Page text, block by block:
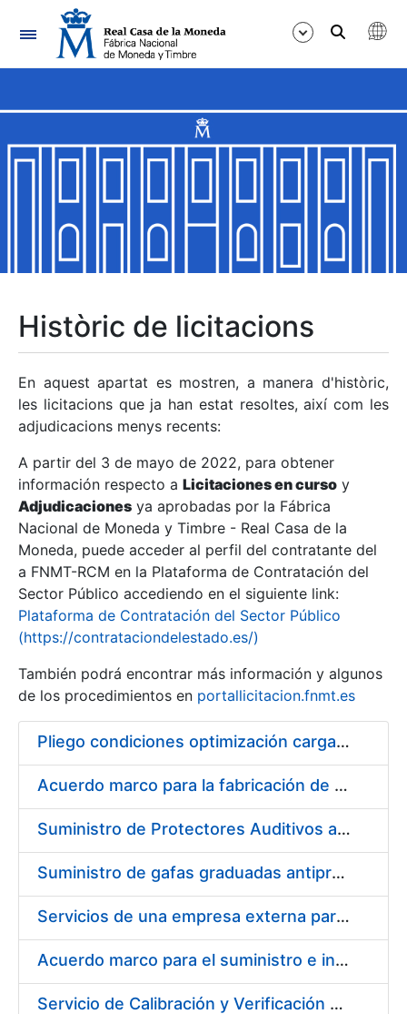
Navegació
Mostra/Amaga
Mostra/Amaga
Mostra/Amaga
Mostra/Amaga
Mostra/Amaga
Mostra/Amaga
Històric de licitacions
En aquest apartat es mostren, a manera d'històric,
les licitacions que ja han estat resoltes, així com les
adjudicacions menys recents:
A partir del 3 de mayo de 2022, para obtener
información respecto a Licitaciones en curso y
Adjudicaciones ya aprobadas por la Fábrica
Nacional de Moneda y Timbre - Real Casa de la
Moneda, puede acceder al perfil del contratante del
a FNMT-RCM en la Plataforma de Contratación del
Sector Público accediendo en el siguiente link:
Plataforma de Contratación del Sector Público
(https://contrataciondelestado.es/)
También podrá encontrar más información y algunos
de los procedimientos en portallicitacion.fnmt.es
Pliego condiciones optimización cargas compras firmado
Acuerdo marco para la fabricación de piezas
Suministro de Protectores Auditivos a medida para las personas trabajadoras de los Centros de Trabajo de Madrid y Burgos
Suministro de gafas graduadas antiproyecciones para los trabajadores de la FNMT-RCM en los centros de trabajo de Madrid y Burgos
Servicios de una empresa externa para el asesoramiento y resolución de los recursos de alzada que se presentan relacionados con procesos de selección para la FNMT-RCM
Acuerdo marco para el suministro e instalación de persianas, estores y otros complementos
Servicio de Calibración y Verificación Externa de los Equipos de Medición del Servicio de Prevención de la FNMT-RCM